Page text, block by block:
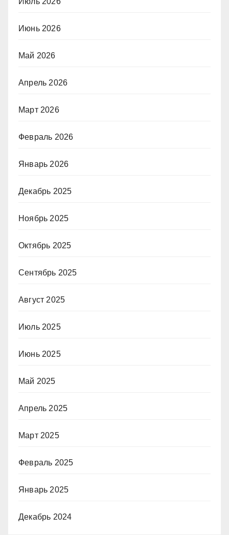
Июнь 2026
Май 2026
Апрель 2026
Март 2026
Февраль 2026
Январь 2026
Декабрь 2025
Ноябрь 2025
Октябрь 2025
Сентябрь 2025
Август 2025
Июль 2025
Июнь 2025
Май 2025
Апрель 2025
Март 2025
Февраль 2025
Январь 2025
Декабрь 2024